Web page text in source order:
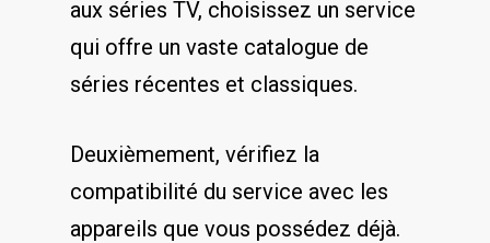
aux séries TV, choisissez un service
qui offre un⁣ vaste catalogue⁢ de
séries‍ récentes et⁢ classiques.
Deuxièmement, vérifiez la
compatibilité du⁣ service avec les‍
appareils que ⁢vous possédez déjà.‍